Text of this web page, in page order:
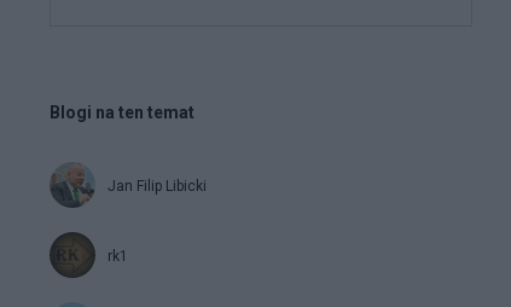
Blogi na ten temat
Jan Filip Libicki
rk1